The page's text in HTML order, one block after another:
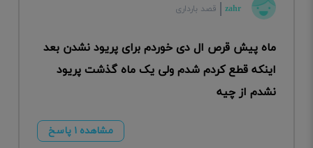
zahr قصد بارداری
ماه پیش قرص ال دی خوردم برای پریود نشدن بعد
اینکه قطع کردم شدم ولی یک ماه گذشت پریود
نشدم از چیه
مشاهده ۱ پاسخ